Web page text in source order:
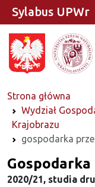
Strona główna
Wydział
Krajobrazu
gospodarka
Sylabus UPWr
Kierunek
2020/21, studia